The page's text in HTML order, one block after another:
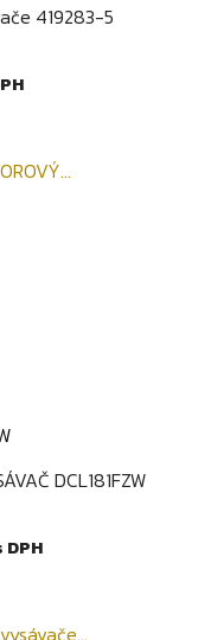
419283-5
DCL181FZW
DPH